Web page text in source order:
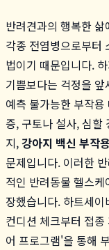
반려견과의 행복한
각종 전염병으로부터
법이기 때문입니다.
기쁨보다는 걱정을
예측 불가능한 부작
증, 구토나 설사, 심할
지,강아지 백신 부작용
문제입니다. 이러한
적인 반려동물 헬스케
장했습니다. 하트세
컨디션 체크부터 접
어 프로그램'을 통해